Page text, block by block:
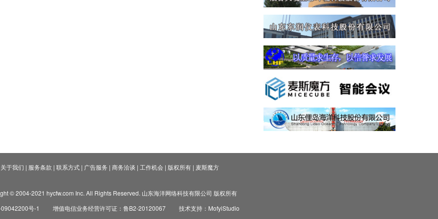
关于我们 | 服务条款 | 联系方式| 广告服务 | 商务洽谈 | 工作机会| 版权所有| 麦斯魔方
© 2004-2021 hycfw.com Inc. All Rights Reserved. 山东海洋网络科技有限公司 版权所有
号-1
增值电信业务经营许可证：鲁B2-20120067 技术支持：MofyiStudio